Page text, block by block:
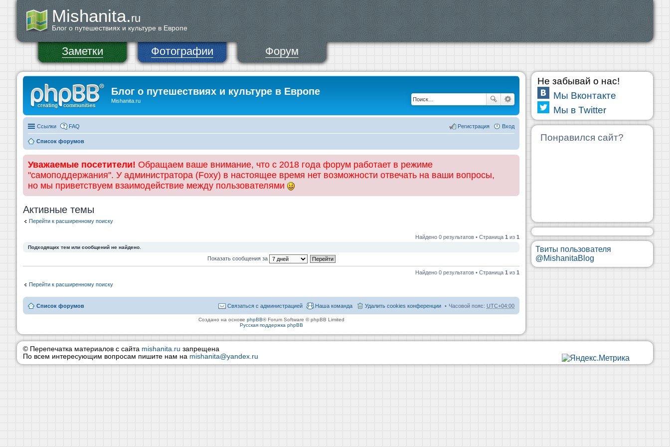
Mishanita.ru
Блог о путешествиях и культуре в Европе
Заметки Фотографии Форум
Блог о путешествиях и культуре в Европе
Mishanita.ru
Ссылки FAQ Вход
Регистрация
Список форумов
Уважаемые посетители! Обращаем ваше внимание, что с 2018 года форум работает в режиме
"самоподдержания". У администратора (Foxy) в настоящее время нет возможности отвечать на ваши вопросы,
но мы приветствуем взаимодействие между пользователями
Активные темы
Перейти к расширенному поиску
Найдено 0 результатов • Страница 1 из 1
Подходящих тем или сообщений не найдено.
Показать сообщения за
Найдено 0 результатов • Страница 1 из 1
Перейти к расширенному поиску
Список форумов Часовой пояс: UTC+04:00
Удалить cookies конференции
Наша команда
Связаться с администрацией
Создано на основе phpBB® Forum Software © phpBB Limited
Русская поддержка phpBB
Не забывай о нас!
Мы Вконтакте
Мы в Twitter
Понравился сайт?
Твиты пользователя
@MishanitaBlog
© Перепечатка материалов с сайта mishanita.ru запрещена
По всем интересующим вопросам пишите нам на mishanita@yandex.ru